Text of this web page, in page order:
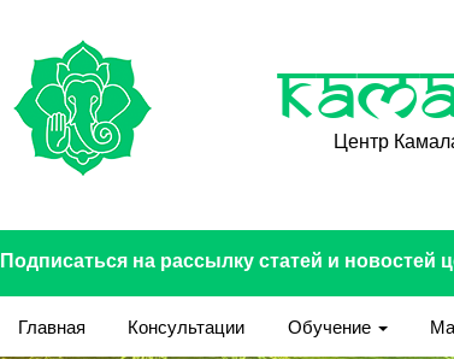
Центр
Подписаться на рассылку статей и новостей
Главная Консультации Обучение